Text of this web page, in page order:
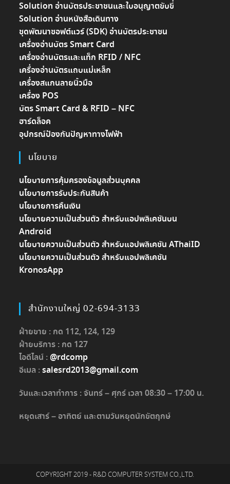
Solution อ่านบัตรประชาชนและใบอนุญาตขับขี่
Solution อ่านหนังสือเดินทาง
ชุดพัฒนาซอฟต์แวร์ (SDK) อ่านบัตรประชาชน
เครื่องอ่านบัตร Smart Card
เครื่องอ่านบัตรและแท็ก RFID / NFC
เครื่องอ่านบัตรแถบแม่เหล็ก
เครื่องสแกนลายนิ้วมือ
เครื่อง POS
บัตร Smart Card & RFID – NFC
ฮาร์ดล็อค
อุปกรณ์ป้องกันปัญหาทางไฟฟ้า
นโยบาย
นโยบายการคุ้มครองข้อมูลส่วนบุคคล
นโยบายการรับประกันสินค้า
นโยบายการคืนเงิน
นโยบายความเป็นส่วนตัว สำหรับแอปพลิเคชันบน
Android
นโยบายความเป็นส่วนตัว สำหรับแอปพลิเคชัน AThaiID
นโยบายความเป็นส่วนตัว สำหรับแอปพลิเคชัน
KronosApp
สำนักงานใหญ่ 02-694-3133
ฝ่ายขาย : กด 112, 124, 129
ฝ่ายบริการ : กด 127
ไอดีไลน์ :@rdcomp
อีเมล :salesrd2013@gmail.com
วันและเวลาทำการ : จันทร์ – ศุกร์ เวลา 08:30 – 17:00 น.
หยุดเสาร์ – อาทิตย์ และตามวันหยุดนักขัตฤกษ์
COPYRIGHT 2019 - R&D COMPUTER SYSTEM CO.,LTD.